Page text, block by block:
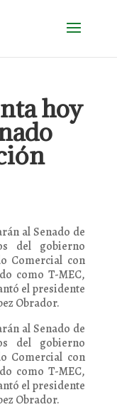
hoy
al Senado de
del gobierno
Comercial con
como T-MEC,
el presidente
Obrador.
al Senado de
del gobierno
Comercial con
como T-MEC,
el presidente
Obrador.